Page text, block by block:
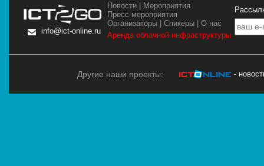
info@ict-online.ru
Новости | Мероприятия
Пресс-мероприятия
Организаторы |Спикеры |О нас
Аренда облачной инфраструктуры
Другие наши проекты: -